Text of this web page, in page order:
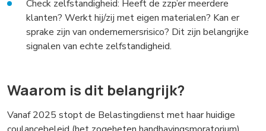
Check zelfstandigheid: Heeft de zzp’er meerdere
klanten? Werkt hij/zij met eigen materialen? Kan er
sprake zijn van ondernemersrisico? Dit zijn belangrijke
signalen van echte zelfstandigheid.
Waarom is dit belangrijk?
Vanaf 2025 stopt de Belastingdienst met haar huidige